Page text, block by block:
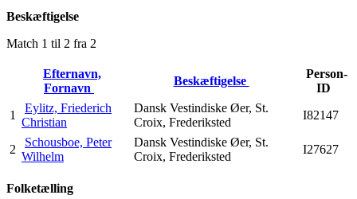
Beskæftigelse
Match 1 til 2 fra 2
Efternavn,
Fornavn
Beskæftigelse
Person-
ID
1
Eylitz, Friederich
Christian
Dansk Vestindiske Øer, St.
Croix, Frederiksted
I82147
2
Schousboe, Peter
Wilhelm
Dansk Vestindiske Øer, St.
Croix, Frederiksted
I27627
Folketælling